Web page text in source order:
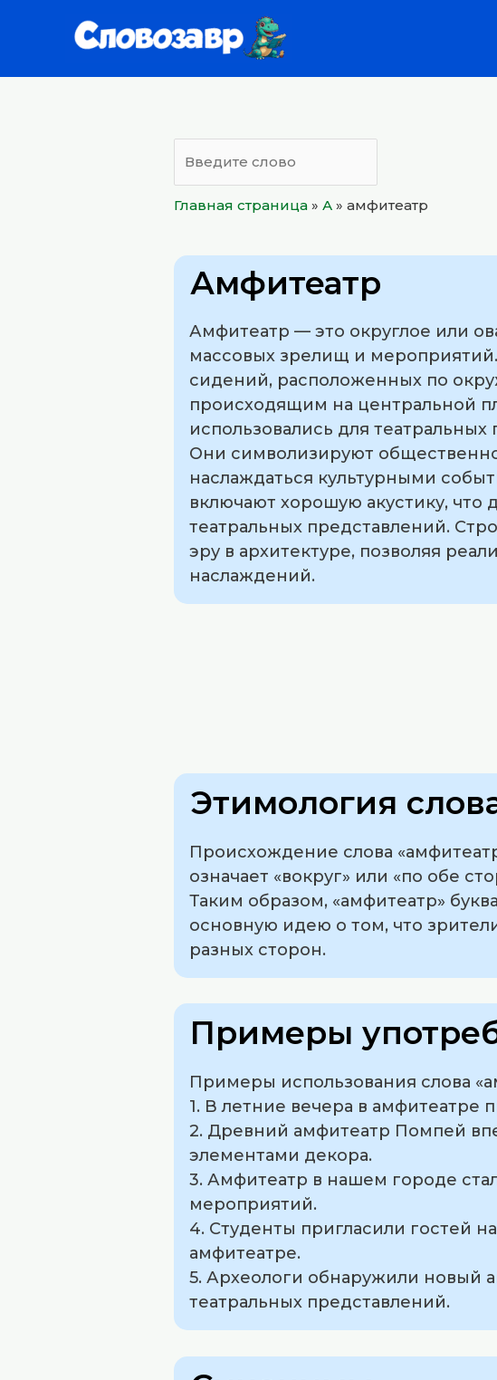
Главная страница » А » амфитеатр
Амфитеатр
Амфитеатр — это округлое или
массовых зрелищ и
сидений, расположенных по
происходящим на центральной
использовались для
Они символизируют
наслаждаться культурными
включают хорошую акустику,
театральных представлений.
эру в архитектуре, позволяя
наслаждений.
Этимология
Происхождение слова
означает «вокруг» или «по обе
Таким образом, «амфитеатр»
основную идею о том, что
разных сторон.
Примеры
Примеры использования слова
1. В летние вечера в амфитеатре
2. Древний амфитеатр Помпей
элементами декора.
3. Амфитеатр в нашем городе
мероприятий.
4. Студенты пригласили гостей
амфитеатре.
5. Археологи обнаружили новый
театральных представлений.